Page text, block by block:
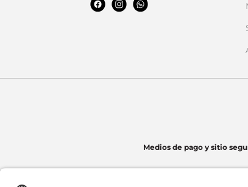
Medios de pago y sitio